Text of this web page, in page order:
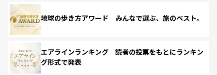
地球の歩き方アワード みんなで選ぶ、旅のベスト。
エアラインランキング 読者の投票をもとにランキン
グ形式で発表